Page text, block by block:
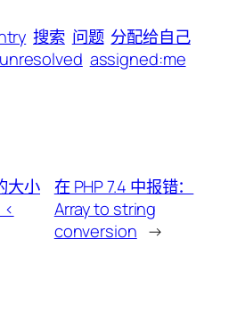
搜索 问题 分配给自己
assigned:me
大小
在 PHP 7.4 中报错：
Array to string
conversion →